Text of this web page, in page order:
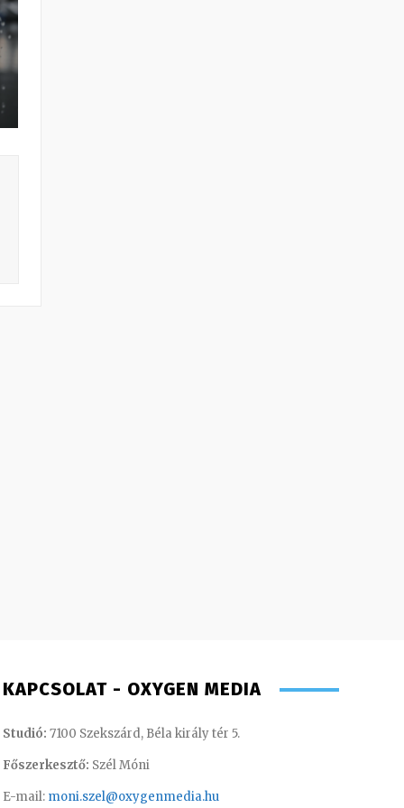
KAPCSOLAT - OXYGEN MEDIA
Studió: 7100 Szekszárd, Béla király tér 5.
Főszerkesztő: Szél Móni
E-mail: moni.szel@oxygenmedia.hu